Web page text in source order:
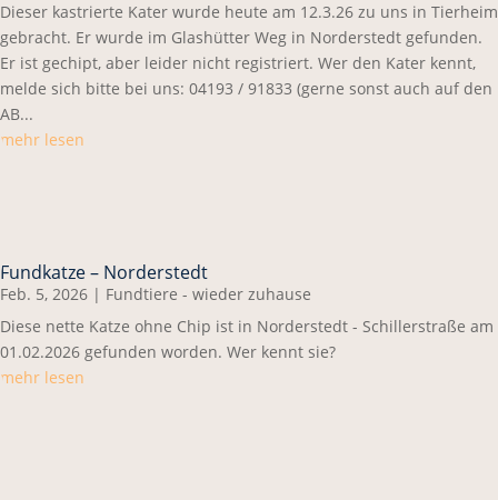
Dieser kastrierte Kater wurde heute am 12.3.26 zu uns in Tierheim
gebracht. Er wurde im Glashütter Weg in Norderstedt gefunden.
Er ist gechipt, aber leider nicht registriert. Wer den Kater kennt,
melde sich bitte bei uns: 04193 / 91833 (gerne sonst auch auf den
AB...
mehr lesen
Fundkatze – Norderstedt
Feb. 5, 2026 | Fundtiere - wieder zuhause
Diese nette Katze ohne Chip ist in Norderstedt - Schillerstraße am
01.02.2026 gefunden worden. Wer kennt sie?
mehr lesen